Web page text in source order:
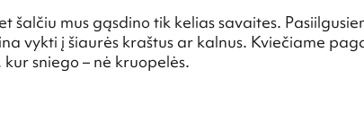
šalčiu mus gąsdino tik kelias savaites.
vykti į šiaurės kraštus ar kalnus. Kviečiame
sniego – nė kruopelės.